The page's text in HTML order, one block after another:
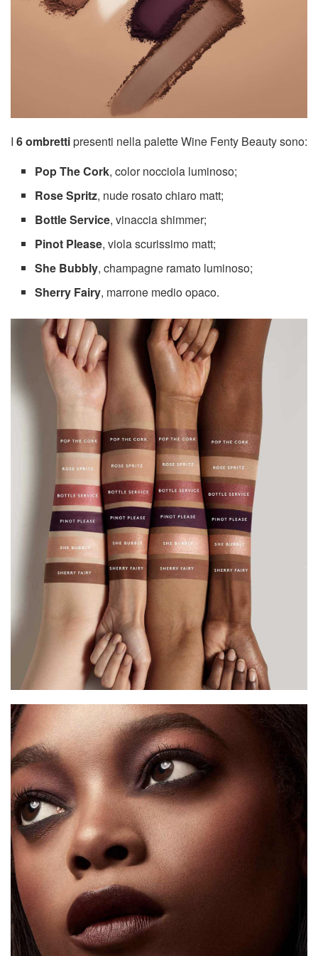
I 6 ombrettipresenti nella palette Wine Fenty Beauty sono:
Pop The Cork, color nocciola luminoso;
Rose Spritz, nude rosato chiaro matt;
Bottle Service, vinaccia shimmer;
Pinot Please, viola scurissimo matt;
She Bubbly, champagne ramato luminoso;
Sherry Fairy, marrone medio opaco.